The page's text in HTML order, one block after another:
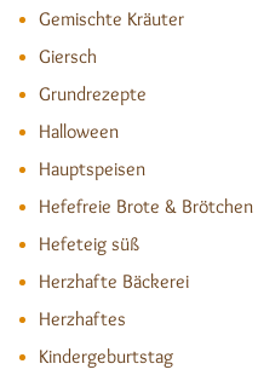
Gemischte Kräuter
Giersch
Grundrezepte
Halloween
Hauptspeisen
Hefefreie Brote & Brötchen
Hefeteig süß
Herzhafte Bäckerei
Herzhaftes
Kindergeburtstag